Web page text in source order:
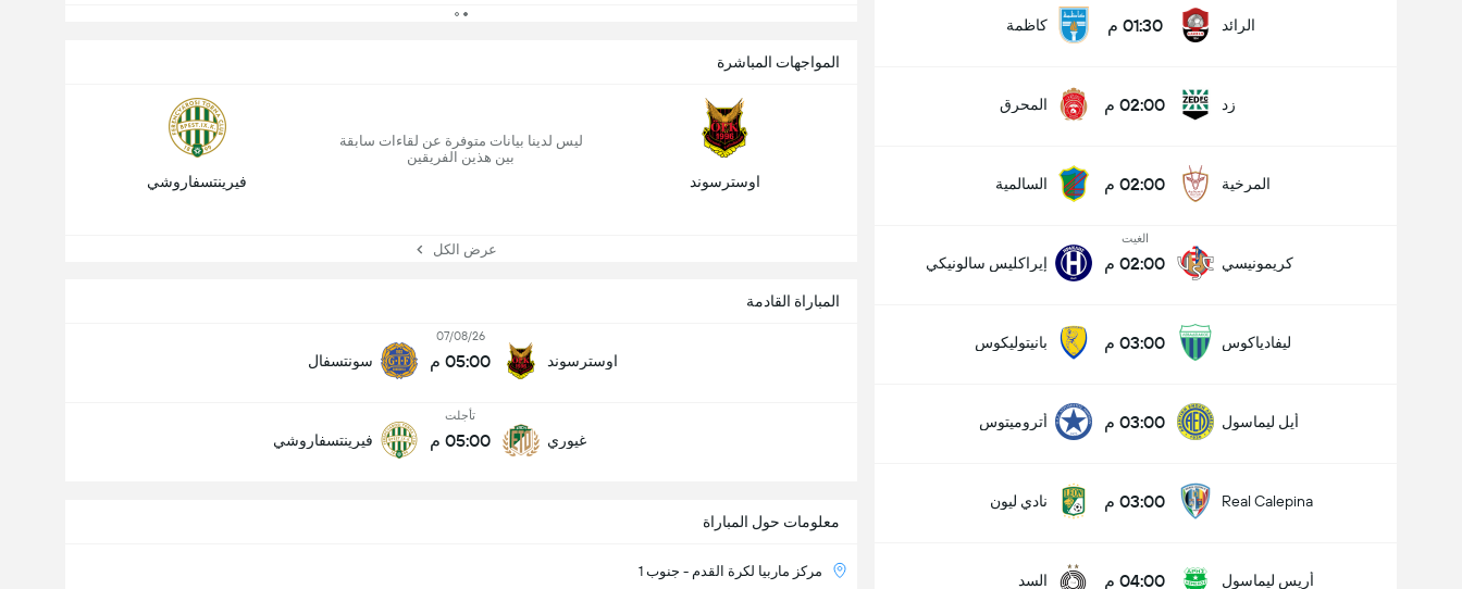
الرائد 01:30 م كاظمة
زد 02:00 م المحرق
المرخية 02:00 م السالمية
كريمونيسي
الغيت
02:00 م إيراكليس سالونيكي
ليفادياكوس 03:00 م بانيتوليكوس
أيل ليماسول 03:00 م أتروميتوس
Real Calepina 03:00 م نادي ليون
أريس ليماسول 04:00 م السد
المباراة القادمة
اوسترسوند
07/08/26
05:00 م سونتسفال
غيوري
تأجلت
05:00 م فيرينتسفاروشي
معلومات حول المباراة
مركز ماربيا لكرة القدم - جنوب 1
المواجهات المباشرة
اوسترسوند
ليس لدينا بيانات متوفرة عن لقاءات سابقة
بين هذين الفريقين
فيرينتسفاروشي
عرض الكل